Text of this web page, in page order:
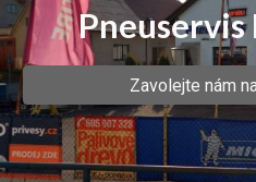
Pneuservis
Zavolejte nám